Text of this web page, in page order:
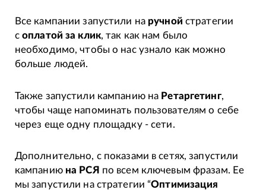
Все кампании запустили на ручной стратегии
соплатой за клик, так как нам было
необходимо, чтобы о нас узнало как можно
больше людей.
Также запустили кампанию на Ретаргетинг,
чтобы чаще напоминать пользователям о себе
через еще одну площадку - сети.
Дополнительно, с показами в сетях, запустили
кампанию на РСЯ по всем ключевым фразам. Ее
мы запустили на стратегии “Оптимизация